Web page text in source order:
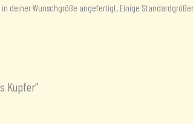
Wunschgröße angefertigt. Einige
Kupfer“